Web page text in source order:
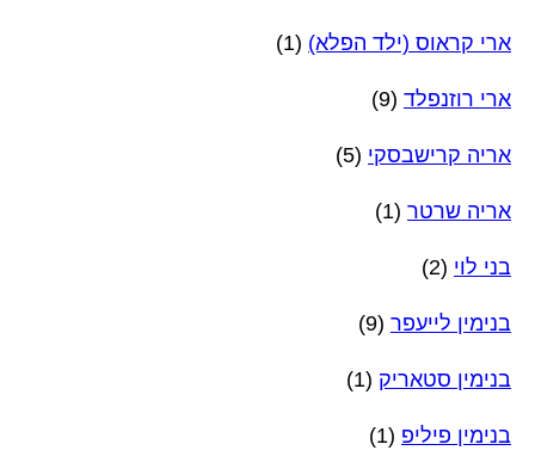
ארי קראוס (ילד הפלא) (1)
ארי רוזנפלד (9)
אריה קרישבסקי (5)
אריה שרטר (1)
בני לוי (2)
בנימין לייעפר (9)
בנימין סטאריק (1)
בנימין פיליפ (1)